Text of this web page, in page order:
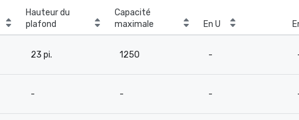
Hauteur du
plafond
Capacité
maximale
En U
23 pi. 1250 -
- - -